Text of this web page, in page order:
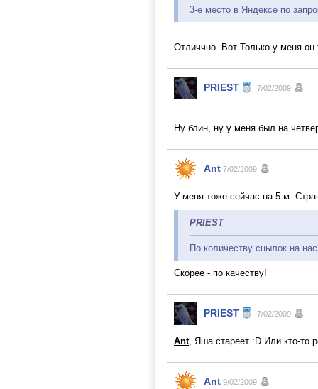
3-е место в Яндексе по
Отличчно. Вот Только у меня он
PRIEST 7/02/2009
Ну блин, ну у меня был на
Ant 7/02/2009
У меня тоже сейчас на 5-м.
PRIEST
По количеству сцылок на
Скорее - по качеству!
PRIEST 7/02/2009
Ant, Яша стареет :D Или кто-то
Ant 9/02/2009